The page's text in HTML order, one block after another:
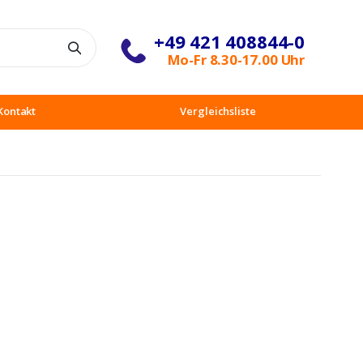
+49 421 408844-0
Mo-Fr 8.30-17.00 Uhr
Vergleichsliste